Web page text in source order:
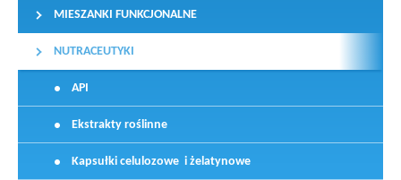
MIESZANKI FUNKCJONALNE
NUTRACEUTYKI
API
Ekstrakty roślinne
Kapsułki celulozowe i żelatynowe